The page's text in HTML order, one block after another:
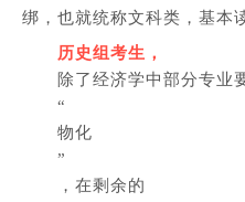
绑，也就统称文科类，基本
历史组考生，
除了经济学中部分专业
“
物化
”
，在剩余的